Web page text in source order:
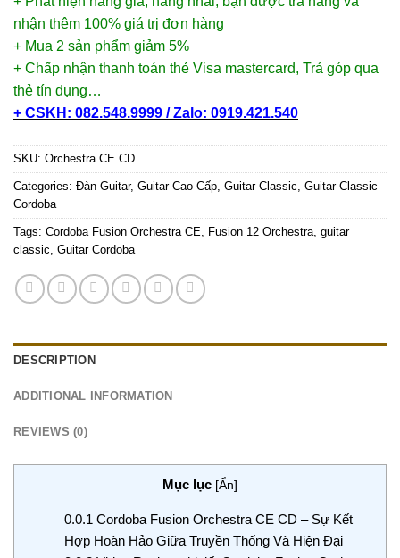
nhận thêm 100% giá trị đơn hàng
+ Mua 2 sản phẩm giảm 5%
+ Chấp nhận thanh toán thẻ Visa mastercard, Trả góp qua
thẻ tín dụng…
+ CSKH: 082.548.9999 / Zalo: 0919.421.540
SKU: Orchestra CE CD
Categories: Đàn Guitar, Guitar Cao Cấp Guitar Classic Guitar Classic
Cordoba
Tags: Cordoba Fusion Orchestra CE Fusion 12 Orchestra guitar
classic Guitar Cordoba
DESCRIPTION
ADDITIONAL INFORMATION
REVIEWS (0)
Mục lục [Ẩn]
0.0.1 Cordoba Fusion Orchestra CE CD – Sự Kết
Hợp Hoàn Hảo Giữa Truyền Thống Và Hiện Đại